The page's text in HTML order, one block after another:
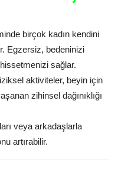
birçok kadın kendini
Egzersiz, bedeninizi
sağlar.
aktiviteler, beyin için
zihinsel dağınıklığı
veya arkadaşlarla
artırabilir.